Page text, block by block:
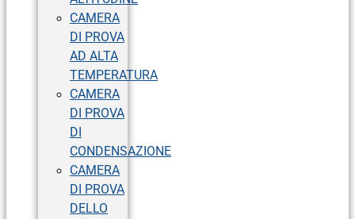
CAMERA
DI PROVA
AD ALTA
TEMPERATURA
CAMERA
DI PROVA
DI
CONDENSAZIONE
CAMERA
DI PROVA
DELLO